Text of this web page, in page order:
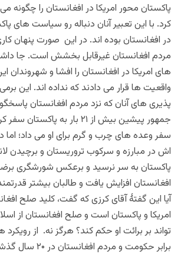
پاکستان محور امریکا در افغانستان را چگونه
کرد. با این تعبیر آنان دنباله رو سیاست های
در افغانستان بوده اند. در این صورت پنهان
مردم افغانستان غیرقابل بخشش است. جا
های امریکا در افغانستان را افشا و شهروندان
واقعیت ها قرار می دادند که نداده اند. این
پذیری های آنان که نزد مردم افغانستان
جمهور پیشین بیش از ۲۱ بار به
سفر وعده های چرب و گرم برای او می داد؛
اش در مبارزه و سرکوب تروریستان و برچیدن
پاکستان به سر نرسید و برعکس شورشگری
افغانستان افزایش یافت و طالبان بیشتر
آیا این گفتۀ آقای کرزی که گفت، کلید صلح
امریکا و پاکستان است و صلح افغانستان از
تواند بر برائت او حکم کند؟ هرگز نه. از
برابر حکومت و